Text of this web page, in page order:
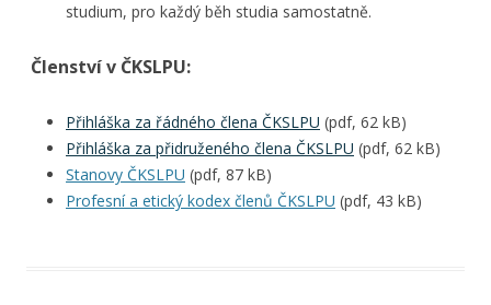
studium, pro každý běh studia samostatně.
Členství v ČKSLPU:
Přihláška za řádného člena ČKSLPU (pdf, 62 kB)
Přihláška za přidruženého člena ČKSLPU (pdf, 62 kB)
Stanovy ČKSLPU (pdf, 87 kB)
Profesní a etický kodex členů ČKSLPU (pdf, 43 kB)